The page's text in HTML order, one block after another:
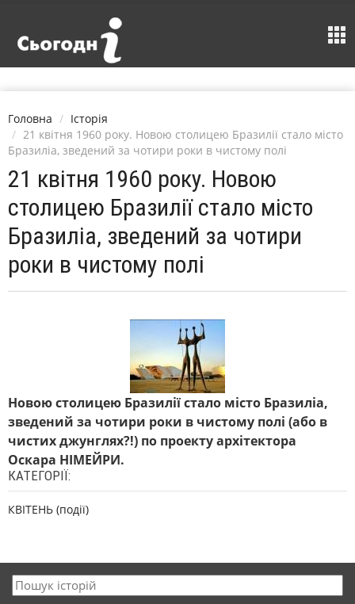
Головна
Історія
21 квітня 1960 року. Новою столицею Бразилії стало місто
Бразиліа, зведений за чотири роки в чистому полі
21 квітня 1960 року. Новою
столицею Бразилії стало місто
Бразиліа, зведений за чотири
роки в чистому полі
Новою столицею Бразилії стало місто Бразиліа,
зведений за чотири роки в чистому полі (або в
чистих джунглях?!) по проекту архітектора
Оскара НІМЕЙРИ.
КАТЕГОРІЇ:
КВІТЕНЬ (події)